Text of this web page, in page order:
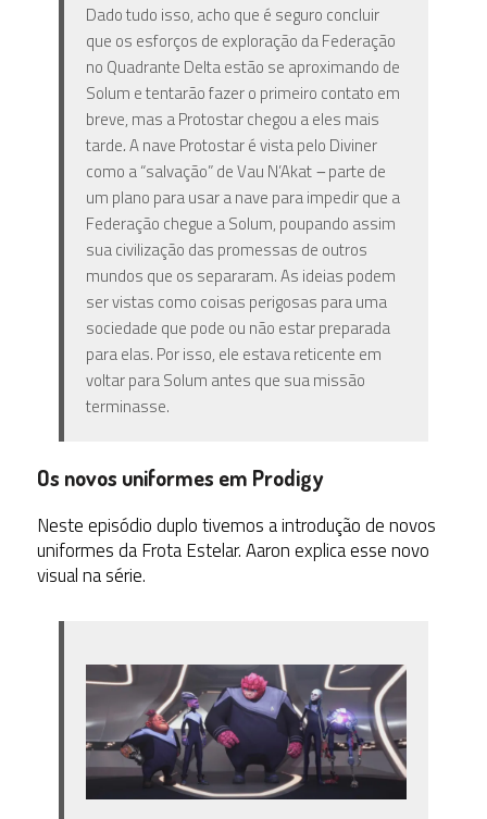
Dado tudo isso, acho que é seguro concluir
que os esforços de exploração da Federação
no Quadrante Delta estão se aproximando de
Solum e tentarão fazer o primeiro contato em
breve, mas a Protostar chegou a eles mais
tarde.A nave Protostar é vista pelo Diviner
como a “salvação” de Vau N’Akat–parte de
um plano para usar a nave para impedir que a
Federação chegue a Solum, poupando assim
sua civilização das promessas de outros
mundos que os separaram. As ideias podem
ser vistas como coisas perigosas para uma
sociedade que pode ou não estar preparada
para elas. Por isso, ele estava reticente em
voltar para Solum antes que sua missão
terminasse.
Os novos uniformes em Prodigy
Neste episódio duplo tivemos a introdução de novos
uniformes da Frota Estelar. Aaron explica esse novo
visual na série.